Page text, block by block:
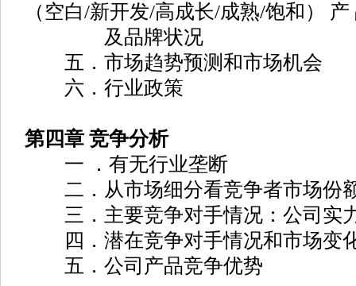
（空白/新开发/高成长/成熟/饱和） 产
及品牌状况
五．市场趋势预测和市场机会
六．行业政策
第四章 竞争分析
一 ．有无行业垄断
二．从市场细分看竞争者市场份
三．主要竞争对手情况：公司实
四．潜在竞争对手情况和市场变
五．公司产品竞争优势